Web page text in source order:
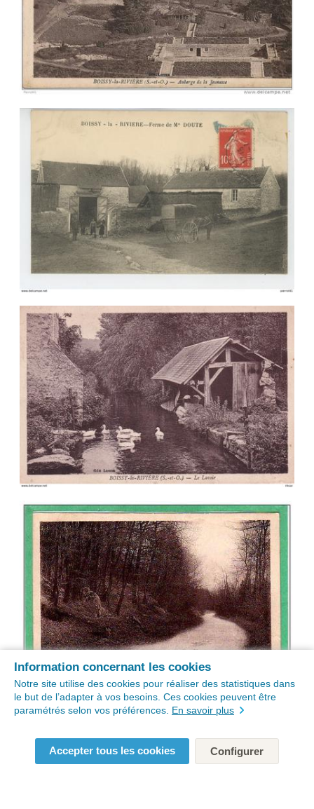
Information concernant les cookies
Notre site utilise des cookies pour réaliser des statistiques dans
le but de l’adapter à vos besoins. Ces cookies peuvent être
paramétrés selon vos préférences. En savoir plus
Accepter tous les cookies Configurer